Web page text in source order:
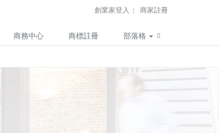
創業家登入 商家註冊
商務中心 商標註冊 部落格